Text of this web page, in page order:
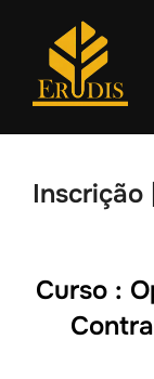
Inscrição
Curso :